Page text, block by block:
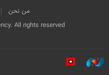
من نحن
All rights reserved